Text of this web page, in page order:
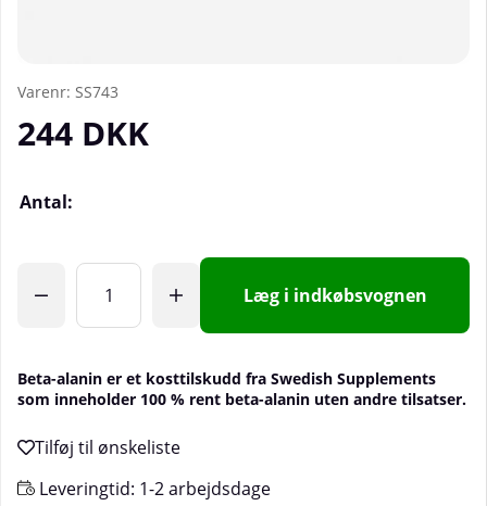
Varenr: SS743
244 DKK
Antal:
Læg i indkøbsvognen
Beta-alanin er et kosttilskudd fra Swedish Supplements
som inneholder 100 % rent beta-alanin uten andre tilsatser.
Leveringtid: 1-2 arbejdsdage